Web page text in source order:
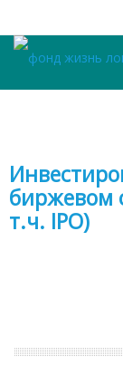
биржевом
т.ч. IPO)